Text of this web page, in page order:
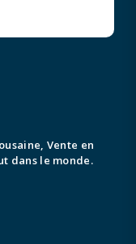
Vente en
dans le monde.